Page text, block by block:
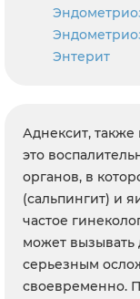
Энтерит
Аднексит, также
это
органов, в
(сальпингит) и
частое
может вызывать
серьезным
своевременно.